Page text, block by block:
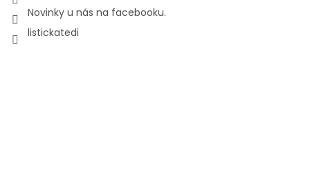
Novinky u nás na facebooku.
listickatedi